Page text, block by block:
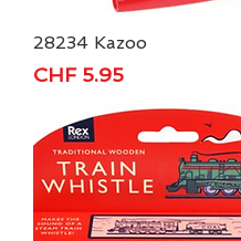
28234 Kazoo
Price
CHF 5.95